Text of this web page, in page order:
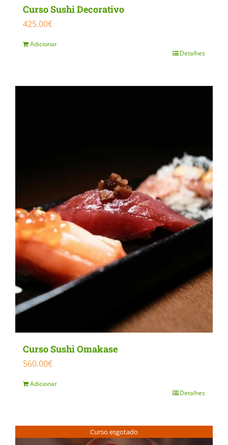
Curso Sushi Decorativo
425.00€
Adicionar
Detalhes
Curso Sushi Omakase
560.00€
Adicionar
Detalhes
Curso esgotado